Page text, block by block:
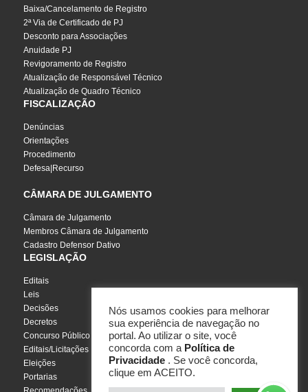
Baixa/Cancelamento de Registro
2ª Via de Certificado de PJ
Desconto para Associações
Anuidade PJ
Revigoramento de Registro
Atualização de Responsável Técnico
Atualização de Quadro Técnico
FISCALIZAÇÃO
Denúncias
Orientações
Procedimento
Defesa|Recurso
CÂMARA DE JULGAMENTO
Câmara de Julgamento
Membros Câmara de Julgamento
Cadastro Defensor Dativo
LEGISLAÇÃO
Editais
Leis
Decisões
Decretos
Concurso Público
Editais/Licitações
Eleições
Portarias
Nós usamos cookies para melhorar
sua experiência de navegação no
portal. Ao utilizar o site, você
concorda com a Política de
Privacidade . Se você concorda,
clique em ACEITO.